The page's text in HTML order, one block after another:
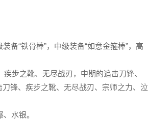
备“铁骨棒”，中级装备“如意金箍棒”，高
步之靴、无尽战刃，中期的追击刀锋、
锋、疾步之靴、无尽战刃、宗师之力、泣
水银。